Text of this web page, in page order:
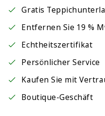
Gratis
Entfernen Sie 19 %
Echtheitszertifikat
Persönlicher Service
Kaufen Sie mit
Boutique-Geschäft